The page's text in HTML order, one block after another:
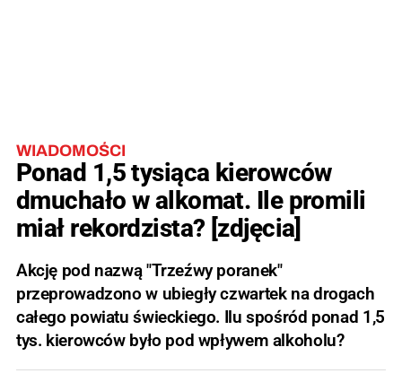
WIADOMOŚCI
Ponad 1,5 tysiąca kierowców
dmuchało w alkomat. Ile promili
miał rekordzista? [zdjęcia]
Akcję pod nazwą "Trzeźwy poranek"
przeprowadzono w ubiegły czwartek na drogach
całego powiatu świeckiego. Ilu spośród ponad 1,5
tys. kierowców było pod wpływem alkoholu?